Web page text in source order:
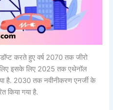
करते हुए वर्ष 2070 तक जीरो
इसके लिए 2025 तक एथेनॉल
है. 2030 तक नवीनीकरण एनर्जी के
किया गया है.